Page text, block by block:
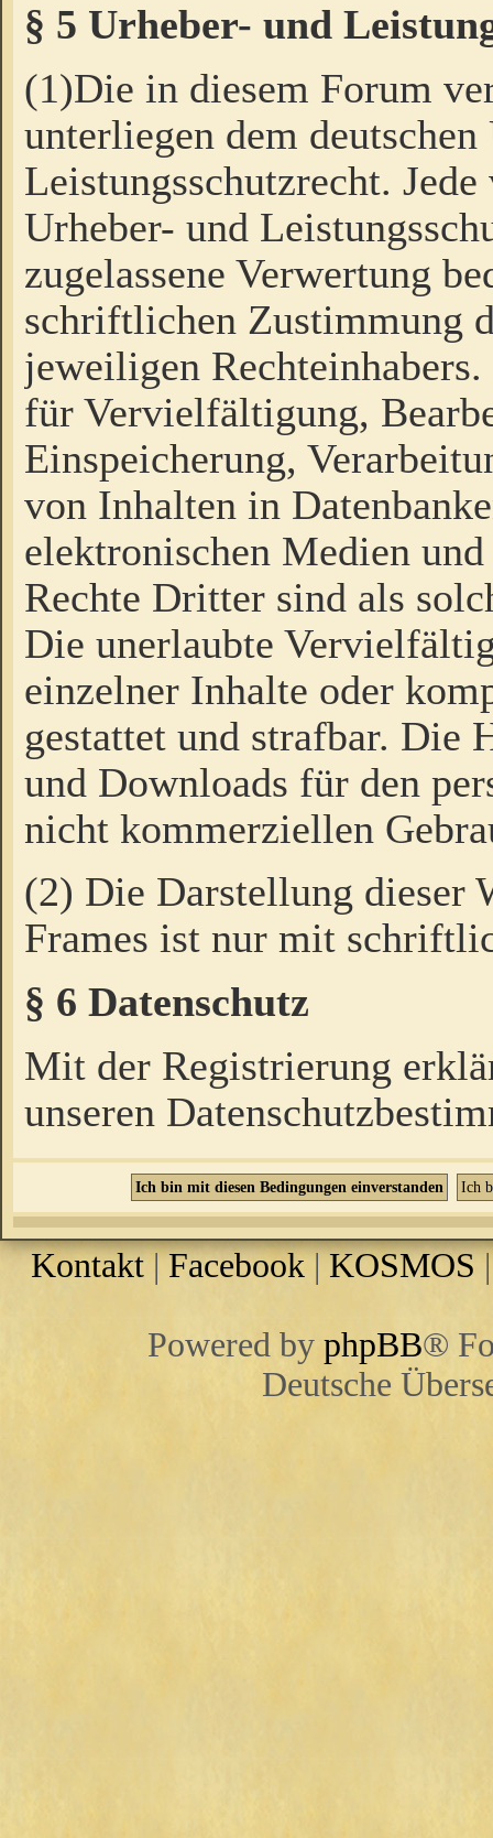
§ 5 Urheber- und
(1)Die in diesem Forum
unterliegen dem
Leistungsschutzrecht.
Urheber- und
zugelassene Verwertung
schriftlichen Zustimmung
jeweiligen
für Vervielfältigung,
Einspeicherung,
von Inhalten in
elektronischen Medien
Rechte Dritter sind als
Die unerlaubte
einzelner Inhalte oder
gestattet und strafbar. Die
und Downloads für den
nicht kommerziellen
(2) Die Darstellung dieser
Frames ist nur mit
§ 6 Datenschutz
Mit der Registrierung
unseren
Kontakt |Facebook | KOSMOS
Powered by phpBB®
Deutsche